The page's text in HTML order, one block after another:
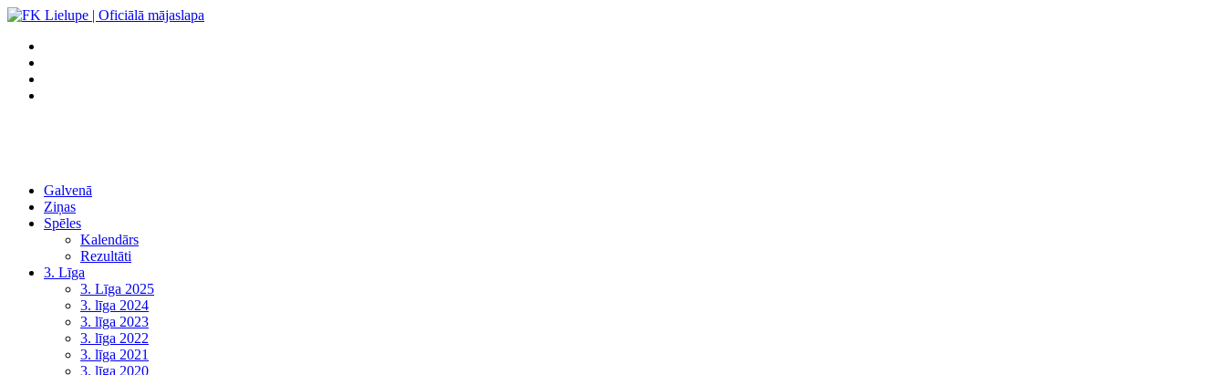
Galvenā
Ziņas
Spēles
Kalendārs
Rezultāti
3. Līga
3. Līga 2025
3. līga 2024
3. līga 2023
3. līga 2022
3. līga 2021
3. līga 2020